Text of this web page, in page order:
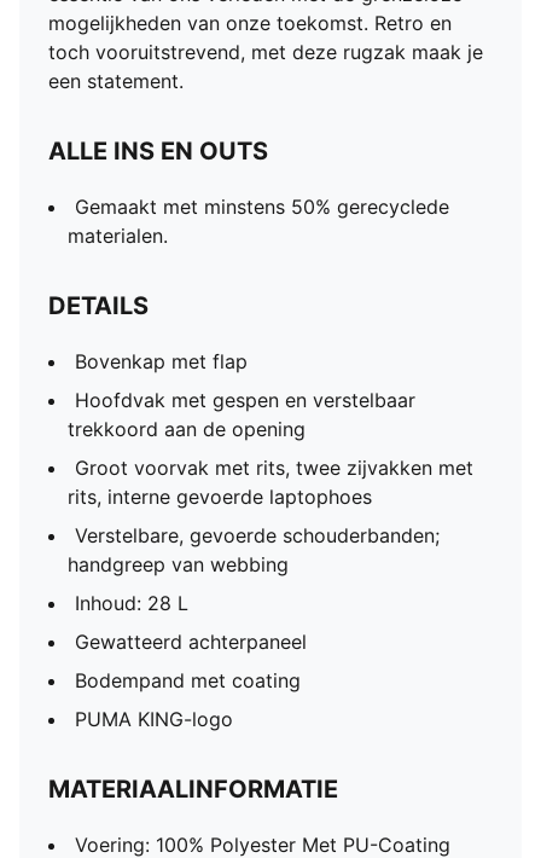
mogelijkheden van onze toekomst. Retro en
toch vooruitstrevend, met deze rugzak maak je
een statement.
ALLE INS EN OUTS
Gemaakt met minstens 50% gerecyclede
materialen.
DETAILS
Bovenkap met flap
Hoofdvak met gespen en verstelbaar
trekkoord aan de opening
Groot voorvak met rits, twee zijvakken met
rits, interne gevoerde laptophoes
Verstelbare, gevoerde schouderbanden;
handgreep van webbing
Inhoud: 28 L
Gewatteerd achterpaneel
Bodempand met coating
PUMA KING-logo
MATERIAALINFORMATIE
Voering: 100% Polyester Met PU-Coating